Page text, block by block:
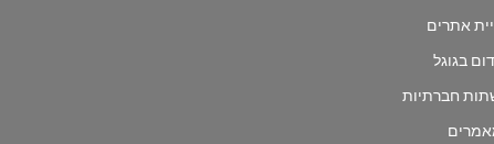
אתרים
בגוגל
חברתיות